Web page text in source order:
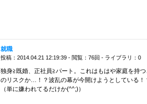
就職
投稿：2014.04.21 12:19:39 - 閲覧：76回 - ライブラリ：0
独身≧既婚、正社員≧パート。これはもはや家庭を持
のリスクか…！？波乱の幕が今開けようとしている！
（単に嫌われてるだけか(^^;)）